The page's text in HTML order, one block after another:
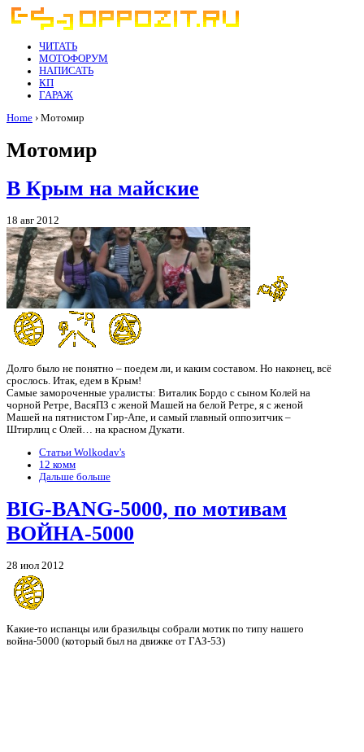
ЧИТАТЬ
МОТОФОРУМ
НАПИСАТЬ
КП
ГАРАЖ
Home › Мотомир
Мотомир
В Крым на майские
18 авг 2012
Долго было не понятно – поедем ли, и каким составом. Но наконец, всё
срослось. Итак, едем в Крым!
Самые замороченные уралисты: Виталик Бордо с сыном Колей на
чорной Ретре, ВасяПЗ с женой Машей на белой Ретре, я с женой
Машей на пятнистом Гир-Апе, и самый главный оппозитчик –
Штирлиц с Олей… на красном Дукати.
Статьи Wolkodav's
12 комм
Дальше больше
BIG-BANG-5000, по мотивам
ВОЙНА-5000
28 июл 2012
Какие-то испанцы или бразильцы собрали мотик по типу нашего
война-5000 (который был на движке от ГАЗ-53)